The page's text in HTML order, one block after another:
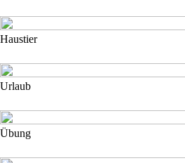
Haustier
Urlaub
Übung